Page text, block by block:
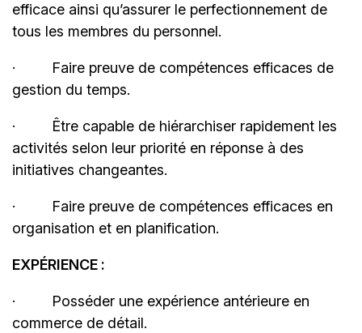
efficace ainsi qu’assurer le perfectionnement de
tous les membres du personnel.
·
Faire preuve de compétences efficaces de
gestion du temps.
·
Être capable de hiérarchiser rapidement les
activités selon leur priorité en réponse à des
initiatives changeantes.
·
Faire preuve de compétences efficaces en
organisation et en planification.
EXPÉRIENCE :
·
Posséder une expérience antérieure en
commerce de détail.